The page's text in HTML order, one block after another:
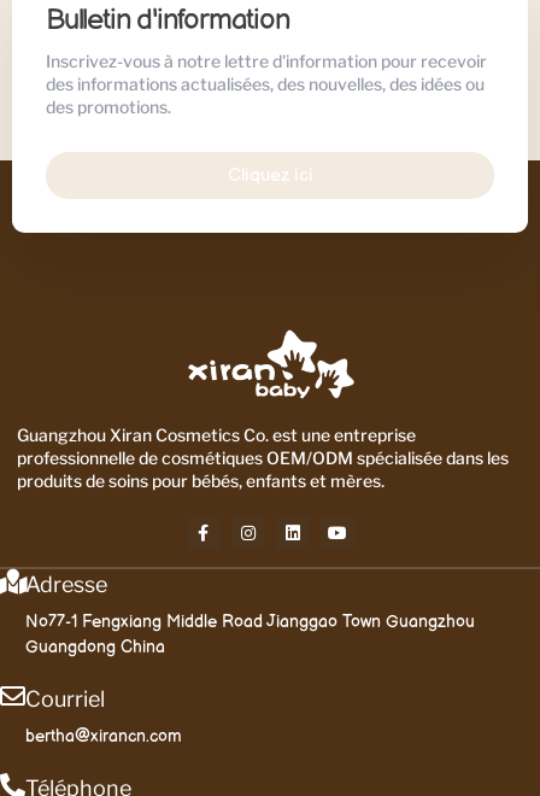
Bulletin d'information
Inscrivez-vous à notre lettre d'information pour recevoir
des informations actualisées, des nouvelles, des idées ou
des promotions.
Cliquez ici
Guangzhou Xiran Cosmetics Co. est une entreprise
professionnelle de cosmétiques OEM/ODM spécialisée dans les
produits de soins pour bébés, enfants et mères.
Adresse
No77-1 Fengxiang Middle Road Jianggao Town Guangzhou
Guangdong China
Courriel
bertha@xirancn.com
Téléphone